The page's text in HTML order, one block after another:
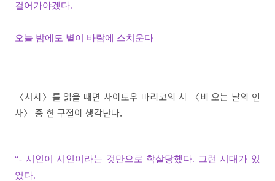
걸어가야겠다.
오늘 밤에도 별이 바람에 스치운다
〈서시〉 를 읽을 때면 사이토우 마리코의 시 〈비 오는 날의 인
사〉 중 한 구절이 생각난다.
“- 시인이 시인이라는 것만으로 학살당했다. 그런 시대가 있
었다.